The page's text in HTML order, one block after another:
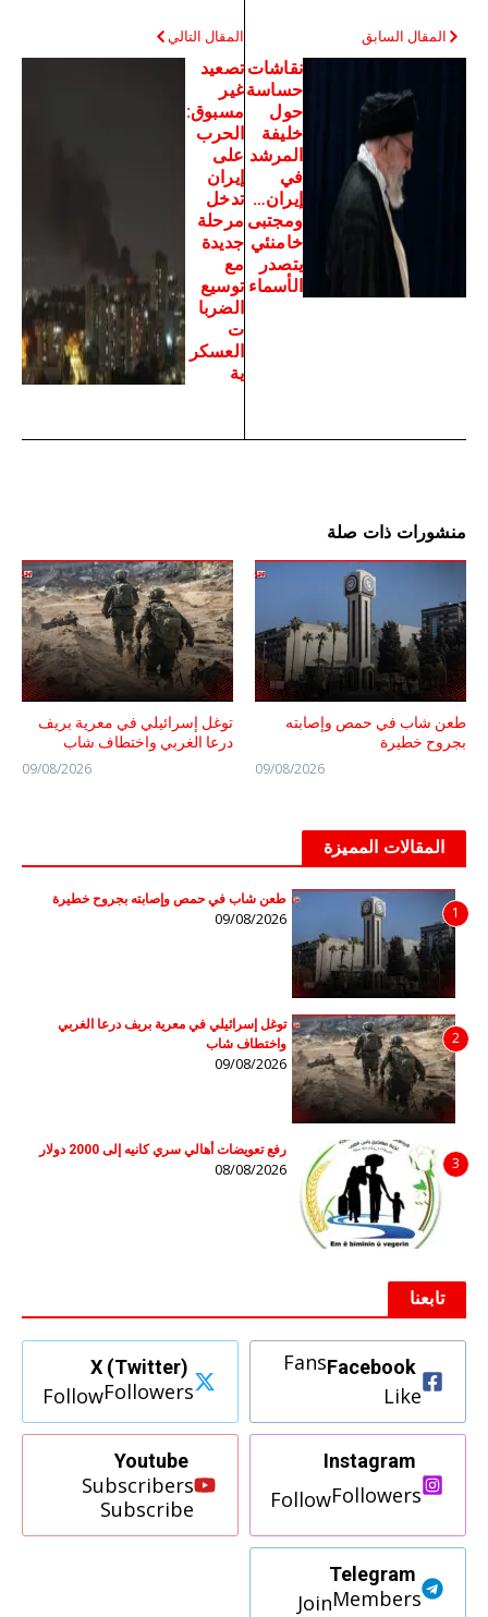
المقال السابق
نقاشات
حساسة
حول
خليفة
المرشد
في
إيران…
ومجتبى
خامنئي
يتصدر
الأسماء
المقال التالي
تصعيد
غير
مسبوق:
الحرب
على
إيران
تدخل
مرحلة
جديدة
مع
توسيع
الضربا
ت
العسكر
ية
منشورات ذات صلة
طعن شاب في حمص وإصابته
بجروح خطيرة
09/08/2026
توغل إسرائيلي في معرية بريف
درعا الغربي واختطاف شاب
09/08/2026
المقالات المميزة
1
طعن شاب في حمص وإصابته بجروح خطيرة
09/08/2026
2
توغل إسرائيلي في معرية بريف درعا الغربي
واختطاف شاب
09/08/2026
3
رفع تعويضات أهالي سري كانيه إلى 2000 دولار
08/08/2026
تابعنا
Facebook
Fans
Like
X (Twitter)
Followers
Follow
Instagram
Followers
Follow
Youtube
Subscribers
Subscribe
Telegram
Members
Join